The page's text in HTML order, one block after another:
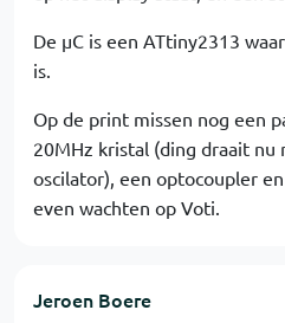
De µC is een ATtiny2313
is.
Op de print missen nog een
20MHz kristal (ding draait nu
oscilator), een optocoupler
even wachten op Voti.
Jeroen Boere